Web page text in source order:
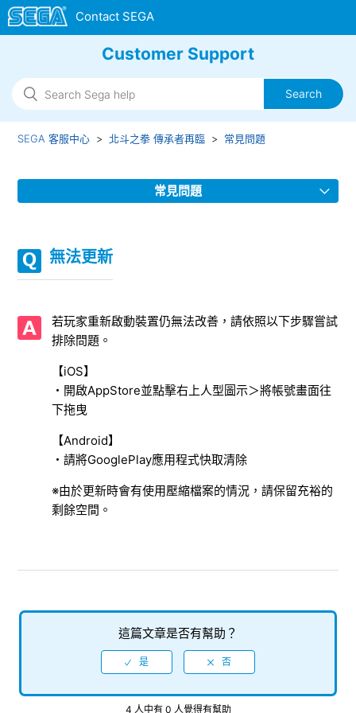
Customer Support
SEGA 客服中心 北斗之拳 傳承者再臨 常見問題
常見問題
遊戲動作異常延遲/畫面異常/發生連線錯誤
無法更新
發生連線錯誤時的注意事項
百裂挑戰指令的天星石數量不會更新
無法領取管理者特権
每日挑戰的難易度未開放
檢視更多
無法更新
若玩家重新啟動裝置仍無法改善，請依照以下步驟嘗試
排除問題。
【iOS】
・開啟AppStore並點擊右上人型圖示＞將帳號畫面往
下拖曳
【Android】
・請將GooglePlay應用程式快取清除
※由於更新時會有使用壓縮檔案的情況，請保留充裕的
剩餘空間。
這篇文章是否有幫助？
4 人中有 0 人覺得有幫助